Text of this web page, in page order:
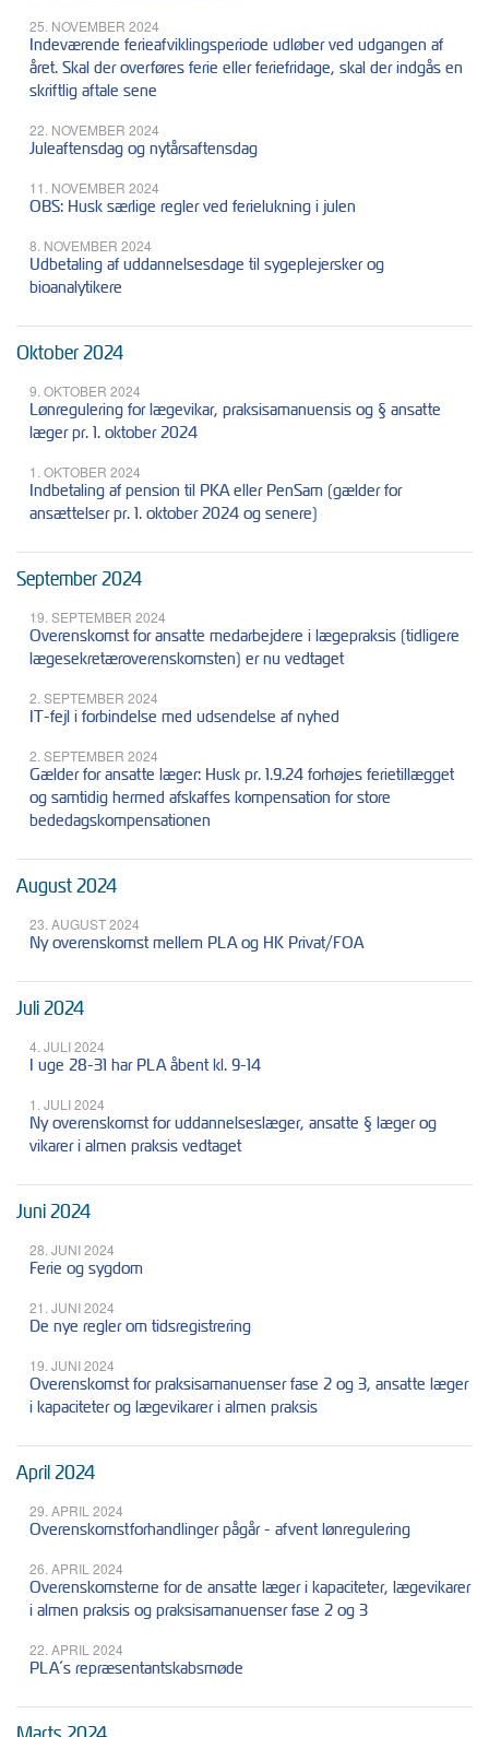
25. NOVEMBER 2024
Indeværende ferieafviklingsperiode udløber ved udgangen af
året. Skal der overføres ferie eller feriefridage, skal der indgås en
skriftlig aftale sene
22. NOVEMBER 2024
Juleaftensdag og nytårsaftensdag
11. NOVEMBER 2024
OBS: Husk særlige regler ved ferielukning i julen
8. NOVEMBER 2024
Udbetaling af uddannelsesdage til sygeplejersker og
bioanalytikere
Oktober 2024
9. OKTOBER 2024
Lønregulering for lægevikar, praksisamanuensis og § ansatte
læger pr. 1. oktober 2024
1. OKTOBER 2024
Indbetaling af pension til PKA eller PenSam (gælder for
ansættelser pr. 1. oktober 2024 og senere)
September 2024
19. SEPTEMBER 2024
Overenskomst for ansatte medarbejdere i lægepraksis (tidligere
lægesekretæroverenskomsten) er nu vedtaget
2. SEPTEMBER 2024
IT-fejl i forbindelse med udsendelse af nyhed
2. SEPTEMBER 2024
Gælder for ansatte læger: Husk pr. 1.9.24 forhøjes ferietillægget
og samtidig hermed afskaffes kompensation for store
bededagskompensationen
August 2024
23. AUGUST 2024
Ny overenskomst mellem PLA og HK Privat/FOA
Juli 2024
4. JULI 2024
I uge 28-31 har PLA åbent kl. 9-14
1. JULI 2024
Ny overenskomst for uddannelseslæger, ansatte § læger og
vikarer i almen praksis vedtaget
Juni 2024
28. JUNI 2024
Ferie og sygdom
21. JUNI 2024
De nye regler om tidsregistrering
19. JUNI 2024
Overenskomst for praksisamanuenser fase 2 og 3, ansatte læger
i kapaciteter og lægevikarer i almen praksis
April 2024
29. APRIL 2024
Overenskomstforhandlinger pågår - afvent lønregulering
26. APRIL 2024
Overenskomsterne for de ansatte læger i kapaciteter, lægevikarer
i almen praksis og praksisamanuenser fase 2 og 3
22. APRIL 2024
PLA´s repræsentantskabsmøde